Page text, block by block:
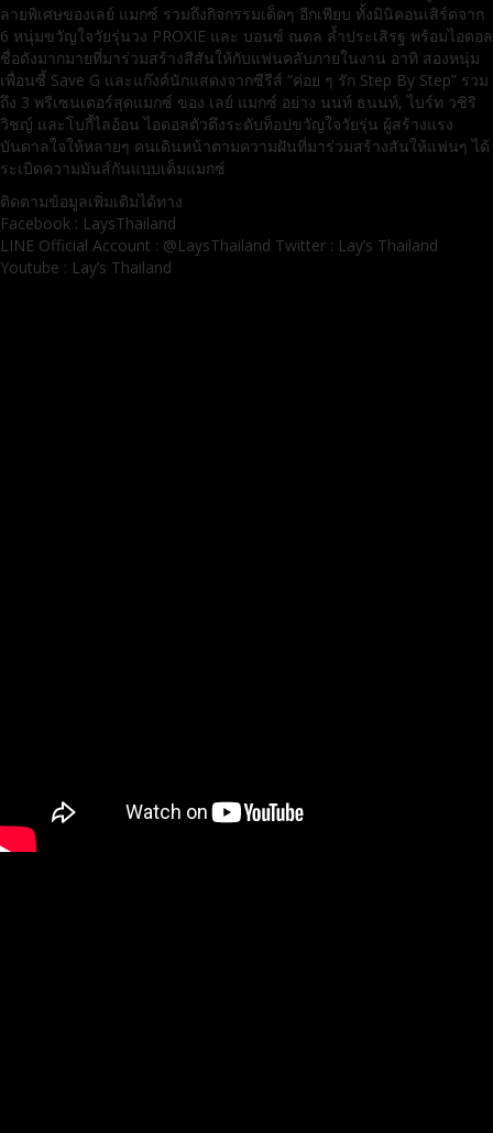
ลายพิเศษของเลย์ แมกซ์ รวมถึงกิจกรรมเด็ดๆ อีกเพียบ ทั้งมินิคอนเสิร์ตจาก
6 หนุ่มขวัญใจวัยรุ่นวง PROXIE และ บอนซ์ ณดล ล้ำประเสิรฐ พร้อมไอดอล
ชื่อดังมากมายที่มาร่วมสร้างสีสันให้กับแฟนคลับภายในงาน อาทิ สองหนุ่ม
เพื่อนซี้ Save G และแก๊งค์นักแสดงจากซีรีส์ “ค่อย ๆ รัก Step By Step” รวม
ถึง 3 พรีเซนเตอร์สุดแมกซ์ ของ เลย์ แมกซ์ อย่าง นนท์ ธนนท์, ไบร์ท วชิริ
วิชญ์ และโบกี้ไลอ้อน ไอดอลตัวตึงระดับท็อปขวัญใจวัยรุ่น ผู้สร้างแรง
บันดาลใจให้หลายๆ คนเดินหน้าตามความฝันที่มาร่วมสร้างสันให้แฟนๆ ได้
ระเบิดความมันส์กันแบบเต็มแมกซ์
ติดตามข้อมูลเพิ่มเติมได้ทาง
Facebook : LaysThailand
LINE Official Account : @LaysThailand Twitter : Lay’s Thailand
Youtube : Lay’s Thailand